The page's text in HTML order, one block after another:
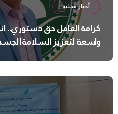
أخبار محلية
كرامة العامل حق
واسعة لتعزيز السلامة